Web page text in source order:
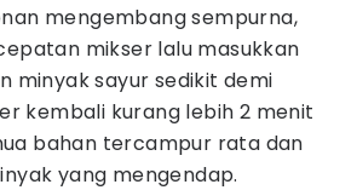
mengembang sempurna,
mikser lalu masukkan
minyak sayur sedikit demi
kembali kurang lebih 2 menit
bahan tercampur rata dan
yang mengendap.